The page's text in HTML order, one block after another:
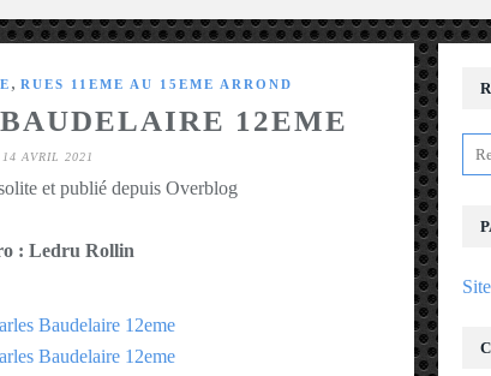
, RUES 11EME AU 15EME ARROND
12EME
14 AVRIL 2021
et publié depuis Overblog
: Ledru Rollin